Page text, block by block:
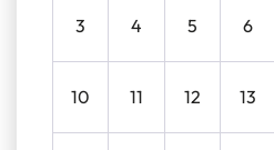
3 4 5 6
10 11 12 13